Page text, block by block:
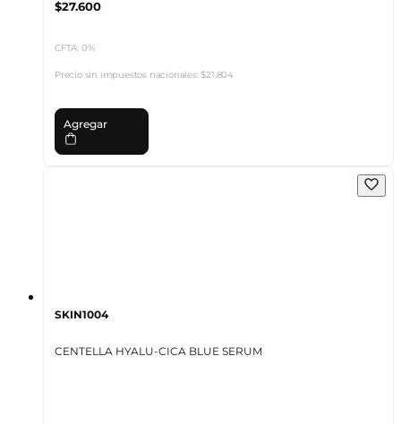
$27.600
CFTA: 0%
Precio sin impuestos nacionales:$21.804
Agregar
SKIN1004
CENTELLA HYALU-CICA BLUE SERUM